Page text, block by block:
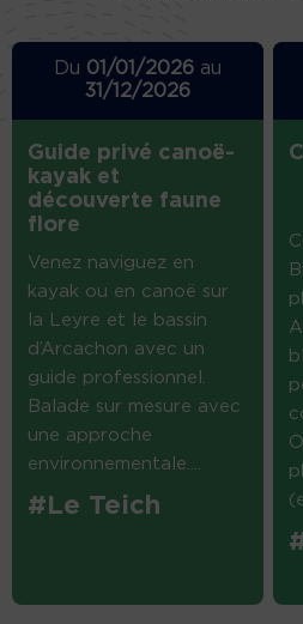
Du 01/01/2026au
31/12/2026
Guide privé canoë-
kayak et
découverte faune
flore
Venez naviguez en
kayak ou en canoë sur
la Leyre et le bassin
d’Arcachon avec un
guide professionnel.
Balade sur mesure avec
une approche
environnementale....
#Le Teich